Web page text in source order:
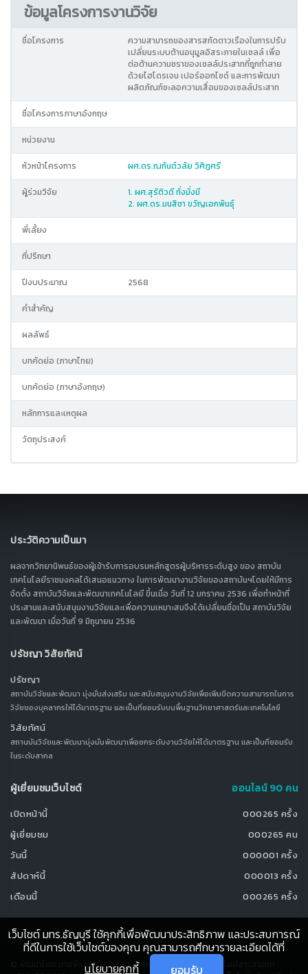
ข้อมูลโครงการงานวิจัย
ชื่อโครงการ
ความสามารถของสารสกัดดาวเรืองในการปรับ
เปลี่ยนระบบต้านอนุมูลอิสระภายในเซลล์ เพื่อ
ต่อต้านความชราของเซลล์ประสาทที่ถูกทำลาย
ด้วยไฮโดรเจน เปอร์ออกไซด์ และการพัฒนา
ผลิตภัณฑ์ชะลอความเสื่อมของเซลล์ประสาท
ชื่อโครงการภาษาอังกฤษ
หน่วยงาน
หัวหน้าโครงการ ผศ.ดร.ณกันต์วลัย วิศิฏศรี
ผู้ร่วมวิจัย
1. ผศ.สุรัติวดี ทั่งมั่งมี
2. ผศ.ดร.มนสิชา ขวัญเอกพันธุ์
พี่เลี้ยง
ที่ปรึกษา
ปีงบประมาณ 2568
คำสำคัญ
ผลลัพธ์
บทคัดย่อ (ภาษาไทย)
บทคัดย่อ (ภาษาอังกฤษ)
หลักการและเหตุผล
วัตถุประสงค์
ประวัติความเป็นมา
ผลจากวิทยานิพนธ์ของผู้เข้ารับการอบรมหลักสูตรผู้บริหารระดับสูง ของ สถาบัน
เทคโนโลยีราชมงคลได้เสนอแนวทาง ในการพัฒนางานวิจัยของสถาบันฯโดยให้มีการ
จัดตั้ง สถาบันวิจัยและพัฒนาเทคโนโลยี ขึ้นเมื่อ วันที่ 12 มกราคม 2536 เพื่อทำหน้าที่
ประสานและสนับสนุนงานวิจัยและเพื่อความเหมาะสมจึงได้เปลี่ยนชื่อเป็น สถาบันวิจัย
และพัฒนา เมื่อวันที่ 9 มิถุนายน 2536
ปรัชญา วิสัยทัศน์
ปรัชญา
สถาบันวิจัยและพัฒนา มุ่งมั่นส่งเสริม และสนับสนุนงานวิจัยเพื่อเพิ่มขีดความสามารถในการ
วิจัยของบุคลากรให้ได้มาตรฐาน และเป็นที่ยอมรับบนพื้นฐานวิทยาศาสตร์และเทคโนโลยี
วิสัยทัศน์
สถานบันวิจัยและพัฒนามุ่งมั่นพัฒนาเพื่อยกระดับงานวิจัยให้ได้มาตรฐาน และเป็นที่ยอมรับ
ในระดับสากล
ผู้เยี่ยมชมเว็บไซต์ ออนไลน์ 90 คน
เปิดหน้านี้
000265 ครั้ง
ผู้เยี่ยมชม
000265 คน
วันนี้
000001 ครั้ง
สัปดาห์นี้
000013 ครั้ง
เดือนนี้
000265 ครั้ง
© พัฒนาโดย นายพีระพงษ์ ทองสุข สำนักวิทยบริการและเทคโนโลยีสารสนเทศ
เว็บไซต์ มทร.ธัญบุรี ใช้คุกกี้เพื่อพัฒนาประสิทธิภาพ และประสบการณ์
ที่ดีในการใช้เว็บไซต์ของคุณ คุณสามารถศึกษารายละเอียดได้ที่
นโยบายคุกกี้
ยอมรับ